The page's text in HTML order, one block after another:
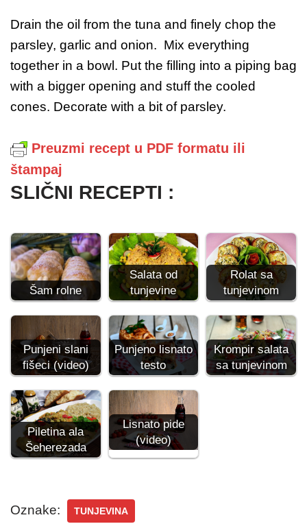
Drain the oil from the tuna and finely chop the
parsley, garlic and onion. Mix everything
together in a bowl. Put the filling into a piping bag
with a bigger opening and stuff the cooled
cones. Decorate with a bit of parsley.
Preuzmi recept u PDF formatu ili
štampaj
SLIČNI RECEPTI :
Šam rolne
Salata od
tunjevine
Rolat sa
tunjevinom
Punjeni slani
fišeci (video)
Punjeno lisnato
testo
Krompir salata
sa tunjevinom
Piletina ala
Šeherezada
Lisnato pide
(video)
Oznake: TUNJEVINA